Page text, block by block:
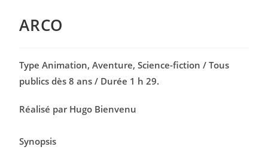
ARCO
Type Animation, Aventure, Science-fiction / Tous
publics dès 8 ans / Durée 1 h 29.
Réalisé par Hugo Bienvenu
Synopsis